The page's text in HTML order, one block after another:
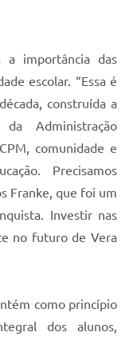
a importância das
escolar. “Essa é
construída a
Administração
comunidade e
Precisamos
Franke, que foi um
Investir nas
no futuro de Vera
como princípio
dos alunos,